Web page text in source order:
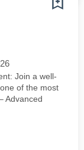
Join a well-
of the most
Advanced